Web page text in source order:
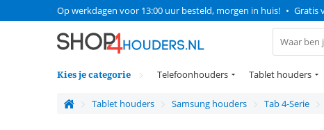
Op werkdagen voor 13:00 uur besteld, morgen in huis! • Gratis
Kies je categorie Telefoonhouders Tablet houders
Tablet houders Samsung houders Tab 4-Serie